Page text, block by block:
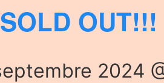
OUT!!!
2024